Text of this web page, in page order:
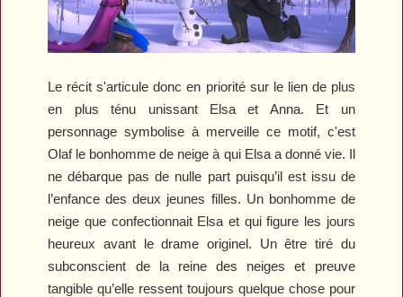
Le récit s'articule donc en priorité sur le lien de plus
en plus ténu unissant Elsa et Anna. Et un
personnage symbolise à merveille ce motif, c'est
Olaf le bonhomme de neige à qui Elsa a donné vie. Il
ne débarque pas de nulle part puisqu’il est issu de
l’enfance des deux jeunes filles. Un bonhomme de
neige que confectionnait Elsa et qui figure les jours
heureux avant le drame originel. Un être tiré du
subconscient de la reine des neiges et preuve
tangible qu’elle ressent toujours quelque chose pour